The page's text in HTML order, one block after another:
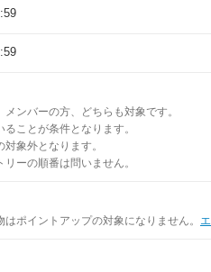
ンバーの方、どちらも対象です。
ことが条件となります。
象外となります。
ーの順番は問いません。
ポイントアップの対象になりません。